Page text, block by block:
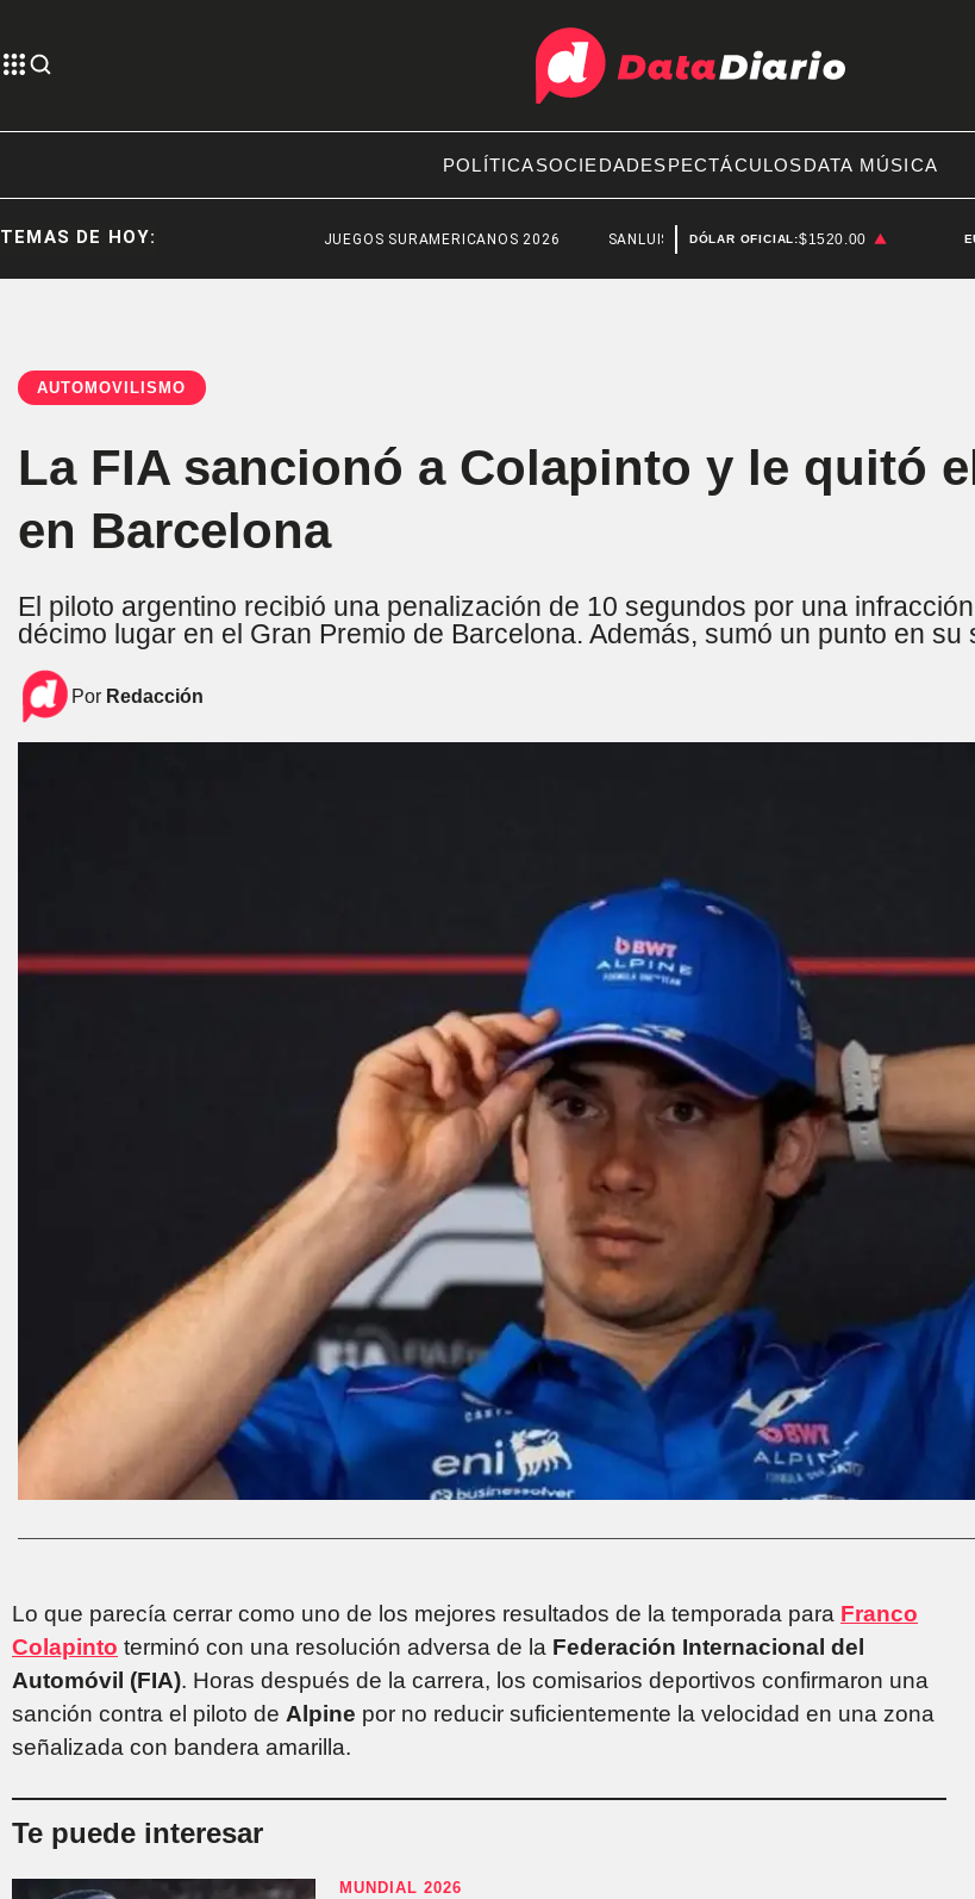
POLÍTICASOCIEDADESPECTÁCULOSDATA MÚSICA
TEMAS DE HOY: JUEGOS SURAMERICANOS 2026 SANLUIS SANLUISDÓLAR OFICIAL:$1520.00
AUTOMOVILISMO
La FIA sancionó a Colapinto y le quitó
en Barcelona
El piloto argentino recibió una penalización de 10 segundos por una
décimo lugar en el Gran Premio de Barcelona. Además, sumó un punto en su
Por Redacción
Lo que parecía cerrar como uno de los mejores resultados de la temporada para Franco
Colapinto terminó con una resolución adversa de la Federación Internacional del
Automóvil (FIA). Horas después de la carrera, los comisarios deportivos confirmaron una
sanción contra el piloto de Alpine por no reducir suficientemente la velocidad en una zona
señalizada con bandera amarilla.
Te puede interesar
MUNDIAL 2026